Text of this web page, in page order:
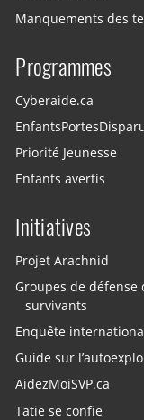
Manquements des
Programmes
Cyberaide.ca
Priorité Jeunesse
Enfants avertis
Initiatives
Projet Arachnid
Groupes de
survivants
Enquête
Guide sur
AidezMoiSVP.ca
Tatie se confie